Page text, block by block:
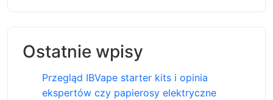
Ostatnie wpisy
Przegląd IBVape starter kits i opinia
ekspertów czy papierosy elektryczne